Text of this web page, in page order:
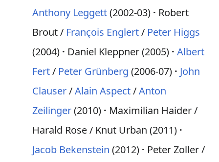
Anthony Leggett(2002-03)
Robert
Brout / François Englert/ Peter Higgs
(2004)
Daniel Kleppner (2005) Albert
Fert/ Peter Grünberg (2006-07)
John
Clauser/Alain Aspect/Anton
Zeilinger(2010)
Maximilian Haider /
Harald Rose / Knut Urban (2011)
Jacob Bekenstein (2012)
Peter Zoller /